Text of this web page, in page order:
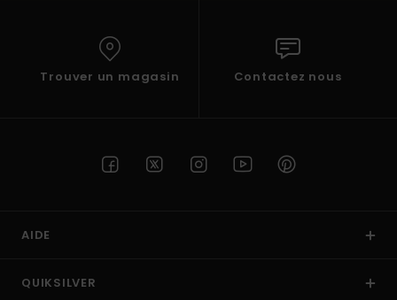
Trouver un magasin Contactez nous
AIDE
QUIKSILVER